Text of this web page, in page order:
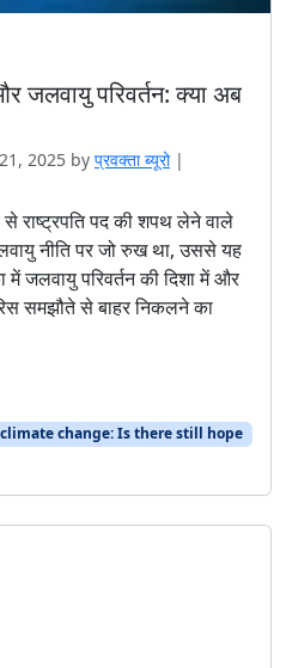
जलवायु परिवर्तन: क्या अब
2025 by प्रवक्‍ता ब्यूरो |
राष्ट्रपति पद की शपथ लेने वाले
नीति पर जो रुख था, उससे यह
परिवर्तन की दिशा में और
समझौते से बाहर निकलने का
change: Is there still hope